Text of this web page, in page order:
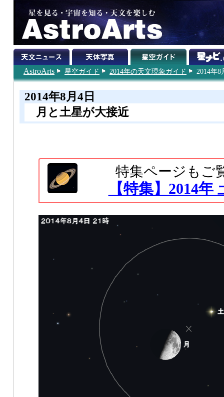
AstroArts 星空ガイド 2014年の天文現象ガイド 2014年8
2014年8月4日
月と土星が大接近
特集ページもご
【特集】2014